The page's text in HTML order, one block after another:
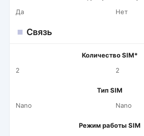
Да
Нет
Связь
Количество SIM*
2
2
Тип SIM
Nano
Nano
Режим работы SIM